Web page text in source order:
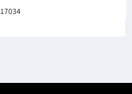
17034